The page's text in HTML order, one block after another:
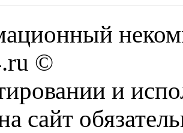
©
и
сайт